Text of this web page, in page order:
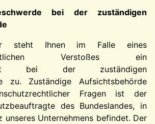
bei der zuständigen
steht Ihnen im Falle eines
Verstoßes ein
bei der zuständigen
zu. Zuständige Aufsichtsbehörde
Fragen ist der
des Bundeslandes, in
unseres Unternehmens befindet. Der